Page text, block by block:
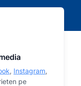
, Instagram,
pe